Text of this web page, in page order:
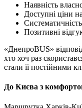
Наявність
Доступні ціни
Позитивні
«ДнепроBUS»
хто хоч раз
стали її постійними
До Києва з